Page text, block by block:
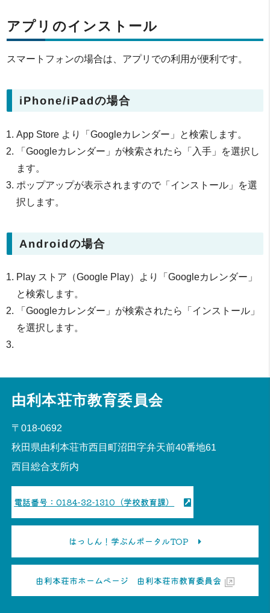
アプリのインストール
スマートフォンの場合は、アプリでの利用が便利です。
iPhone/iPadの場合
App Store より「Googleカレンダー」と検索します。
「Googleカレンダー」が検索されたら「入手」を選択し
ます。
ポップアップが表示されますので「インストール」を選
択します。
Androidの場合
Play ストア（Google Play）より「Googleカレンダー」
と検索します。
「Googleカレンダー」が検索されたら「インストール」
を選択します。
由利本荘市教育委員会
〒018-0692
秋田県由利本荘市西目町沼田字弁天前40番地61
西目総合支所内
電話番号：0184-32-1310（学校教育課）
はっしん！学ぶんポータルTOP
由利本荘市ホームページ 由利本荘市教育委員会